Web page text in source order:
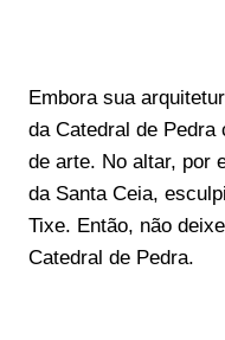
Embora sua
da Catedral de Pedra
de arte. No altar, por
da Santa Ceia,
Tixe. Então, não
Catedral de Pedra.